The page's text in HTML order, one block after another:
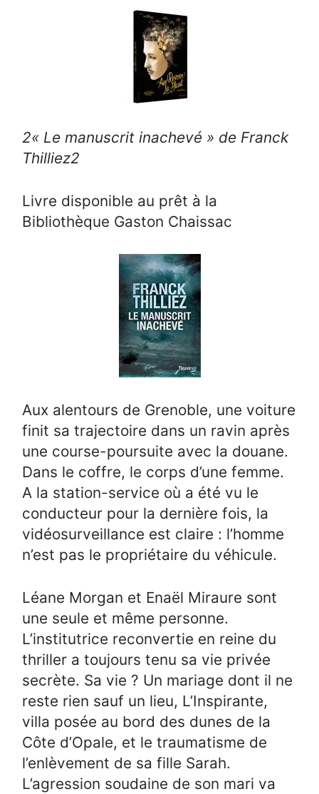
2« Le manuscrit inachevé » de Franck
Thilliez2
Livre disponible au prêt à la
Bibliothèque Gaston Chaissac
Aux alentours de Grenoble, une voiture
finit sa trajectoire dans un ravin après
une course-poursuite avec la douane.
Dans le coffre, le corps d’une femme.
A la station-service où a été vu le
conducteur pour la dernière fois, la
vidéosurveillance est claire : l’homme
n’est pas le propriétaire du véhicule.
Léane Morgan et Enaël Miraure sont
une seule et même personne.
L’institutrice reconvertie en reine du
thriller a toujours tenu sa vie privée
secrète. Sa vie ? Un mariage dont il ne
reste rien sauf un lieu, L’Inspirante,
villa posée au bord des dunes de la
Côte d’Opale, et le traumatisme de
l’enlèvement de sa fille Sarah.
L’agression soudaine de son mari va